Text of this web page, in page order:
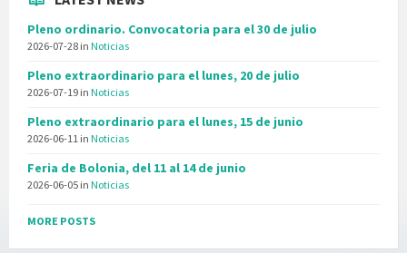
Pleno ordinario. Convocatoria para el 30 de julio
2026-07-28 in Noticias
Pleno extraordinario para el lunes, 20 de julio
2026-07-19 in Noticias
Pleno extraordinario para el lunes, 15 de junio
2026-06-11 in Noticias
Feria de Bolonia, del 11 al 14 de junio
2026-06-05 in Noticias
MORE POSTS